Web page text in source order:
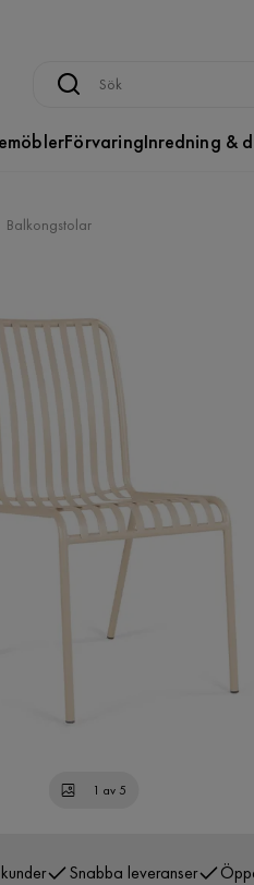
FörvaringInredning &
Balkongstolar
1 av 5
Snabba leveranser